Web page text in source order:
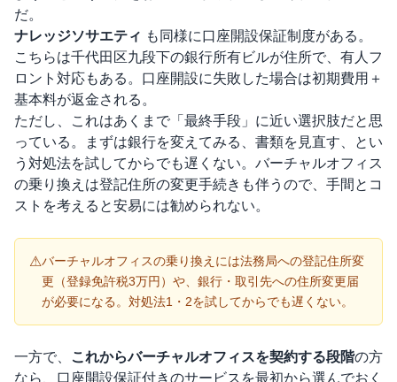
だ。
ナレッジソサエティ も同様に口座開設保証制度がある。
こちらは千代田区九段下の銀行所有ビルが住所で、有人フ
ロント対応もある。口座開設に失敗した場合は初期費用＋
基本料が返金される。
ただし、これはあくまで「最終手段」に近い選択肢だと思
っている。まずは銀行を変えてみる、書類を見直す、とい
う対処法を試してからでも遅くない。バーチャルオフィス
の乗り換えは登記住所の変更手続きも伴うので、手間とコ
ストを考えると安易には勧められない。
⚠バーチャルオフィスの乗り換えには法務局への登記住所変
更（登録免許税3万円）や、銀行・取引先への住所変更届
が必要になる。対処法1・2を試してからでも遅くない。
一方で、 これからバーチャルオフィスを契約する段階の方
なら、口座開設保証付きのサービスを最初から選んでおく